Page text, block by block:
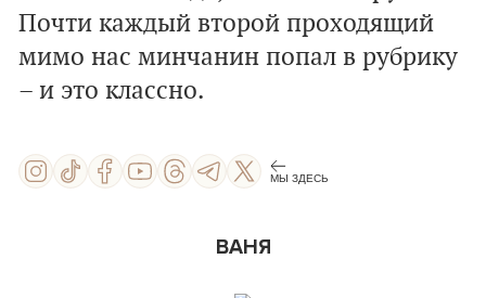
Почти каждый второй проходящий
мимо нас минчанин попал в рубрику
– и это классно.
МЫ ЗДЕСЬ
ВАНЯ